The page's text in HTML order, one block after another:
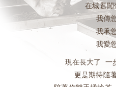
在城囂闖
我傳
我承
我愛
現在長大了 一
更是期待隨